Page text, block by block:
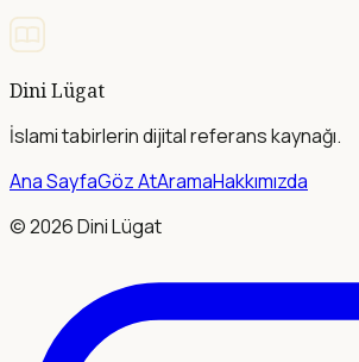
Dini Lügat
İslami tabirlerin dijital referans kaynağı.
Ana SayfaGöz AtAramaHakkımızda
©2026Dini Lügat